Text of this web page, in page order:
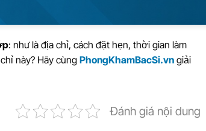
: như là địa chỉ, cách đặt hẹn, thời gian làm
này? Hãy cùng PhongKhamBacSi.vn giải
Đánh giá nội dung